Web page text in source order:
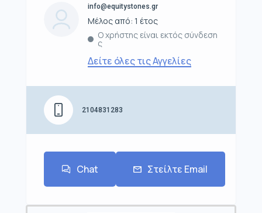
info@equitystones.gr
Μέλος από: 1 έτος
Ο χρήστης είναι εκτός σύνδεση
ς
Δείτε όλες τις Αγγελίες
2104831283
Chat Στείλτε Email